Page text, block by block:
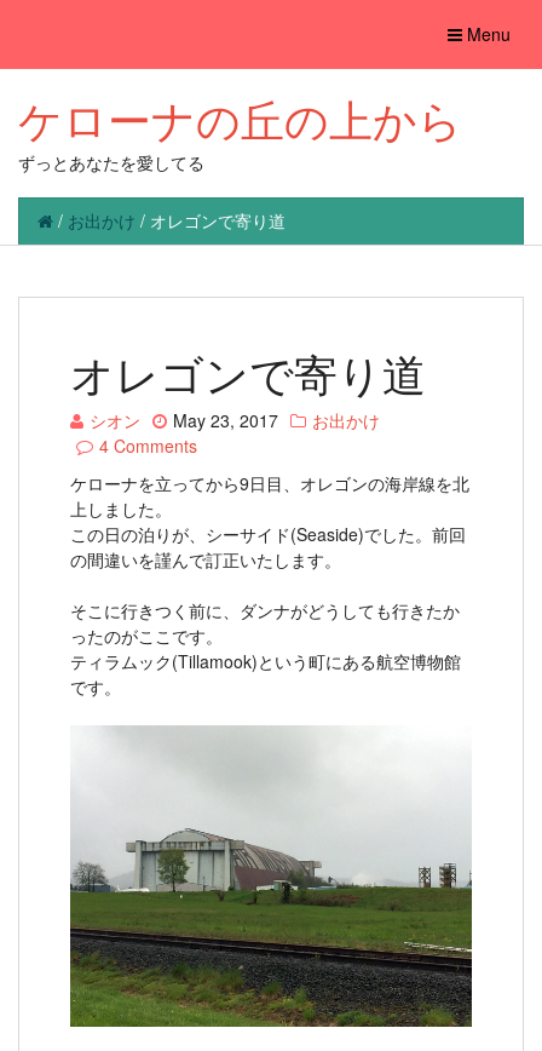
Toggle
Menu
ケローナの丘の上から
ずっとあなたを愛してる
/ お出かけ / オレゴンで寄り道
オレゴンで寄り道
シオン May 23, 2017
お出かけ
4 Comments
ケローナを立ってから9日目、オレゴンの海岸線を北
上しました。
この日の泊りが、シーサイド(Seaside)でした。前回
の間違いを謹んで訂正いたします。
そこに行きつく前に、ダンナがどうしても行きたか
ったのがここです。
ティラムック(Tillamook)という町にある航空博物館
です。